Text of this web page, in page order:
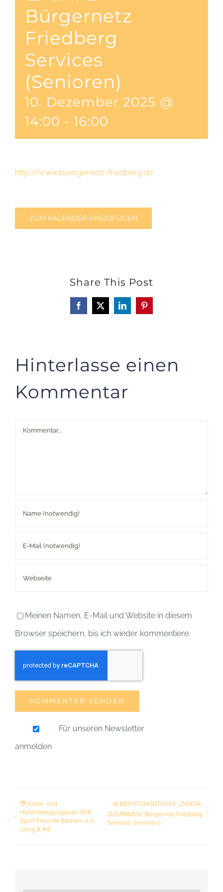
Bürgernetz
Friedberg
Services
(Senioren)
10. Dezember 2025 @
14:00 - 16:00
http://www.buergernetz-friedberg.de
ZUM KALENDER HINZUFÜGEN
Share This Post
Facebook
X LinkedInPinterest
Hinterlasse einen
Kommentar
Kommentar
Meinen Namen, E-Mail und Website in diesem
Browser speichern, bis ich wieder kommentiere.
Für unseren Newsletter
anmelden
🧒 Kurse- und
Hallenbelegungsplan SFB
Sport-Freunde Bachern e.V.
(Jung & Alt)
📅 BERATUNGSTHEKE „DIGITAL
ZUSAMMEN“ Bürgernetz Friedberg
Services (Senioren)